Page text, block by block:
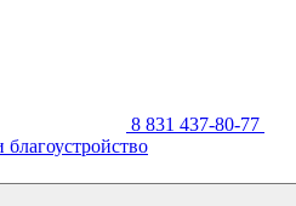
8 831 437-80-77